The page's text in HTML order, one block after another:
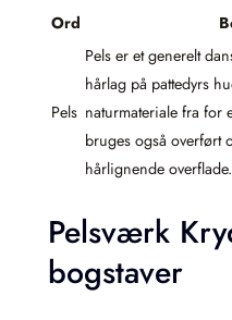
Ord
Pels
Pels er et generelt
hårlag på pattedyrs
naturmateriale fra for
bruges også overført
hårlignende overflade.
Pelsværk
bogstaver